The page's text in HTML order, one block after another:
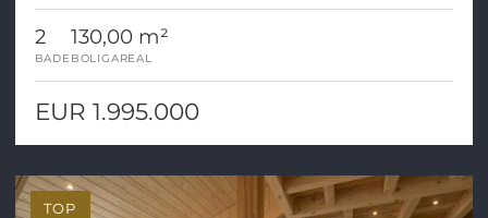
2
BADE
130,00 m²
BOLIGAREAL
EUR 1.995.000
TOP